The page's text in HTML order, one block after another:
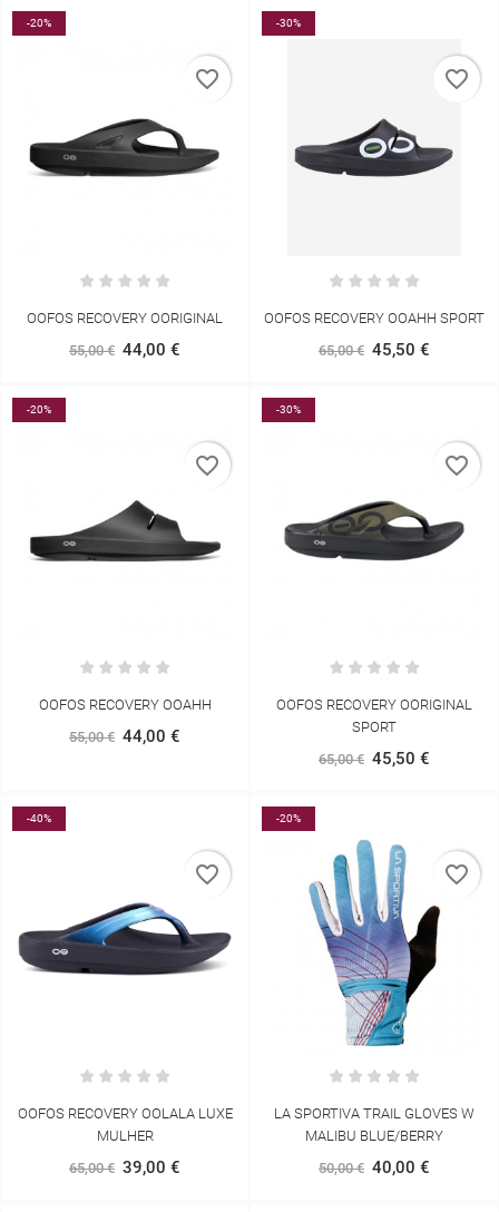
-20%
OOFOS RECOVERY OORIGINAL
55,00 € 44,00 €
favorite_border
-30%
OOFOS RECOVERY OOAHH SPORT
65,00 € 45,50 €
favorite_border
-20%
OOFOS RECOVERY OOAHH
55,00 € 44,00 €
favorite_border
-30%
OOFOS RECOVERY OORIGINAL
SPORT
65,00 € 45,50 €
favorite_border
-40%
OOFOS RECOVERY OOLALA LUXE
MULHER
65,00 € 39,00 €
favorite_border
-20%
LA SPORTIVA TRAIL GLOVES W
MALIBU BLUE/BERRY
50,00 € 40,00 €
favorite_border